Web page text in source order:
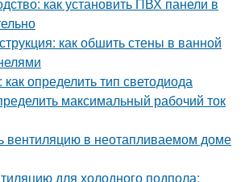
как обшить стены в ванной
определить тип светодиода
максимальный рабочий ток
вентиляцию в неотапливаемом доме
для холодного подпола: